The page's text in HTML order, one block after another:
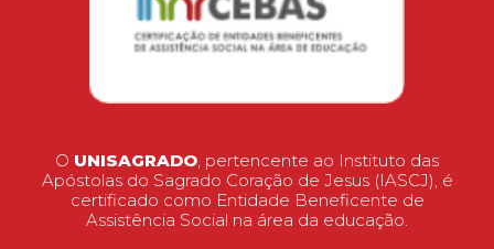
O UNISAGRADO, pertencente ao Instituto das
Apóstolas do Sagrado Coração de Jesus (IASCJ), é
certificado como Entidade Beneficente de
Assistência Social na área da educação.